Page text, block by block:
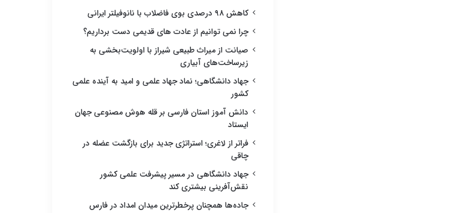
کاهش ۹۸ درصدی بوی فاضلاب با نانوفیلتر ایرانی
چرا نمی توانیم از عادت های قدیمی دست برداریم؟
صیانت از میراث طبیعی شیراز با اولویت‌بخشی به
زیرساخت‌های آبیاری
جهاد دانشگاهی؛ نماد جهاد علمی و امید به آینده علمی
کشور
دانش آموز استان فارسی بر قله هوش مصنوعی جهان
ایستاد
فراتر از لاغری؛ استراتژی جدید برای بازگشت عضله در
چاقی
جهاد دانشگاهی در مسیر پیشرفت علمی کشور
نقش‌آفرینی بیشتری کند
جاده‌ها همچنان پرخطرترین میدان امداد در فارس